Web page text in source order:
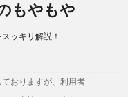
もやもや
ッキリ解説！
おりますが、利用者